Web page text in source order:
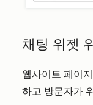
채팅 위젯
웹사이트 페이
하고 방문자가